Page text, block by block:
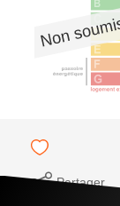
Partager